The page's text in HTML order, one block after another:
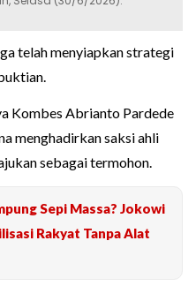
telah menyiapkan strategi
Kombes Abrianto Pardede
menghadirkan saksi ahli
sebagai termohon.
Sepi Massa? Jokowi
Rakyat Tanpa Alat